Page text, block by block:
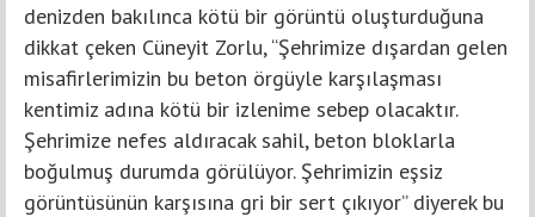
denizden bakılınca kötü bir görüntü oluşturduğuna
dikkat çeken Cüneyit Zorlu, “Şehrimize dışardan gelen
misafirlerimizin bu beton örgüyle karşılaşması
kentimiz adına kötü bir izlenime sebep olacaktır.
Şehrimize nefes aldıracak sahil, beton bloklarla
boğulmuş durumda görülüyor. Şehrimizin eşsiz
görüntüsünün karşısına gri bir sert çıkıyor” diyerek bu